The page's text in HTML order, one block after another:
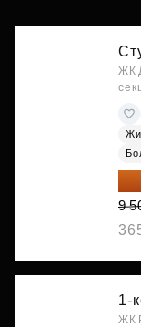
ЖК
9
1-
ЖК